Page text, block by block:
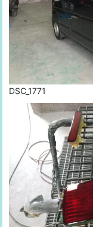
DSC_1771